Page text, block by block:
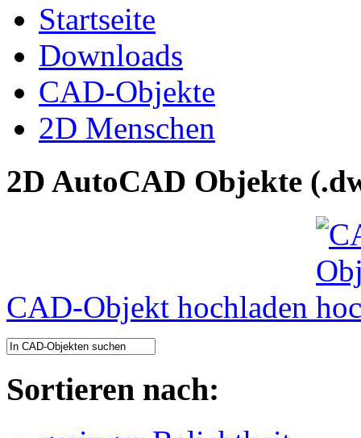
Startseite
Downloads
CAD-Objekte
2D Menschen
2D AutoCAD Objekte
CAD-Objekt hochladen
Sortieren nach: